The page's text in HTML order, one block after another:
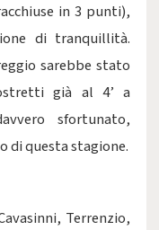
in 3 punti),
di tranquillità.
sarebbe stato
già al 4’ a
sfortunato,
di questa stagione.
Terrenzio,